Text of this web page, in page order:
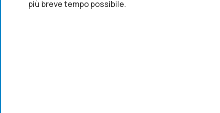
più breve tempo possibile.